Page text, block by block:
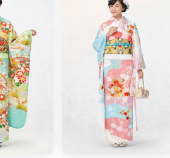
素材各種
円＋税素材各種